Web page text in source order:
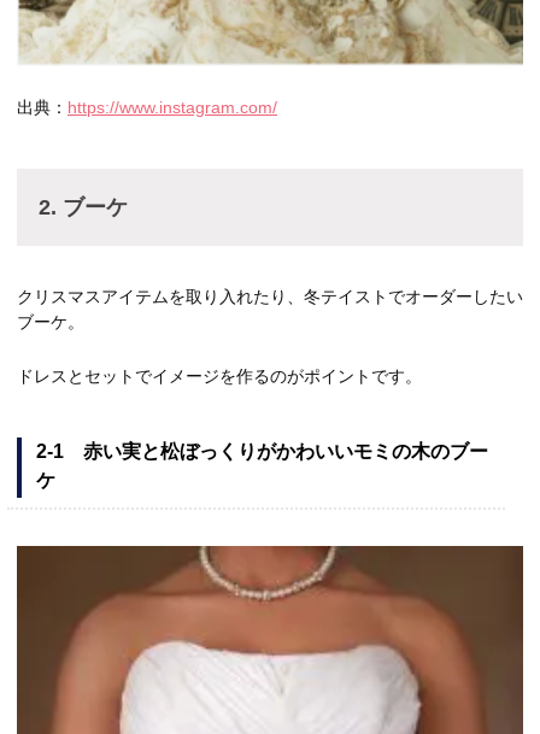
出典： https://www.instagram.com/
2. ブーケ
クリスマスアイテムを取り入れたり、冬テイストでオーダーしたい
ブーケ。
ドレスとセットでイメージを作るのがポイントです。
2-1 赤い実と松ぼっくりがかわいいモミの木のブー
ケ